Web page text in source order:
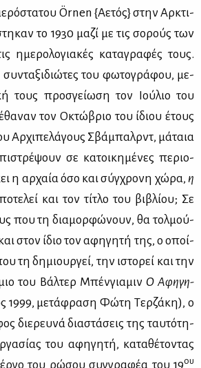
Örnen {Αε­τός} στην Αρ­κτι­
το 1930 μα­ζί με τις σο­ρούς των
ημε­ρο­λο­για­κές κα­τα­γρα­φές τους.
συ­ντα­ξι­διώ­τες του φω­το­γρά­φου, με­
τους προ­σγεί­ω­ση τον Ιού­λιο του
τον Οκτώ­βριο του ίδιου έτους
Αρ­χι­πε­λά­γους Σβά­μπαλρντ, μά­ταια
σε κα­τοι­κη­μέ­νες πε­ριο­
η αρ­χαία όσο και σύγ­χρο­νη χώ­ρα, η
και τον τί­τλο του βι­βλί­ου; Σε
που τη δια­μορ­φώ­νουν, θα τολ­μού­
στον ίδιο τον αφη­γη­τή της, ο οποί­
τη δη­μιουρ­γεί, την ιστο­ρεί και την
του Βάλ­τερ Μπέν­για­μιν Ο Αφη­γη­
1999, με­τά­φρα­ση Φώ­τη Τερ­ζά­κη), ο
διε­ρευ­νά δια­στά­σεις της ταυ­τό­τη­
του αφη­γη­τή, κα­τα­θέ­το­ντας
του ρώ­σου συγ­γρα­φέα του 19ου